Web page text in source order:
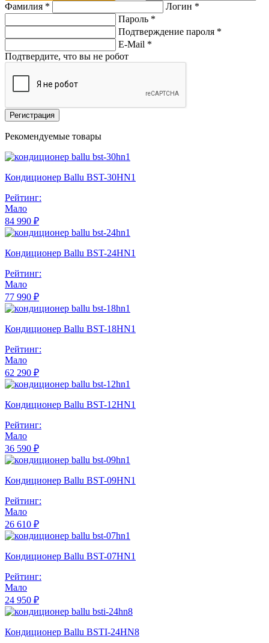
Фамилия *
Логин *
Пароль *
Подтверждение пароля *
E-Mail *
Подтвердите, что вы не робот
Регистрация
Рекомендуемые товары
Кондиционер Ballu BST-30HN1
Рейтинг:
Мало
84 990 ₽
Кондиционер Ballu BST-24HN1
Рейтинг:
Мало
77 990 ₽
Кондиционер Ballu BST-18HN1
Рейтинг:
Мало
62 290 ₽
Кондиционер Ballu BST-12HN1
Рейтинг:
Мало
36 590 ₽
Кондиционер Ballu BST-09HN1
Рейтинг:
Мало
26 610 ₽
Кондиционер Ballu BST-07HN1
Рейтинг:
Мало
24 950 ₽
Кондиционер Ballu BSTI-24HN8